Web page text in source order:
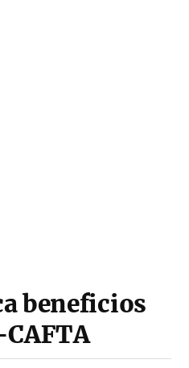
beneficios